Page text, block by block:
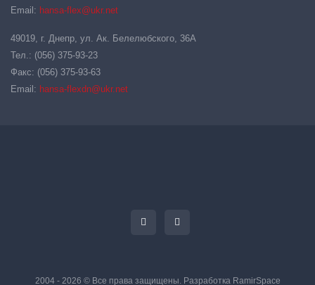
Email: hansa-flex@ukr.net
49019, г. Днепр, ул. Ак. Белелюбского, 36А
Тел.: (056) 375-93-23
Факс: (056) 375-93-63
Email: hansa-flexdn@ukr.net
2004 - 2026 © Все права защищены. Разработка RamirSpace